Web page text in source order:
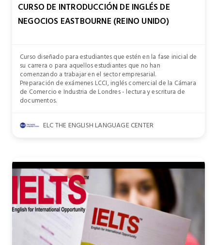
CURSO DE INTRODUCCIÓN DE INGLÉS DE
NEGOCIOS EASTBOURNE (REINO UNIDO)
Curso diseñado para estudiantes que estén en la fase inicial de
su carrera o para aquellos estudiantes que no han
comenzando a trabajar en el sector empresarial.
Preparación de exámenes LCCI, inglés comercial de la Cámara
de Comercio e Industria de Londres - lectura y escritura de
documentos.
ELC THE ENGLISH LANGUAGE CENTER